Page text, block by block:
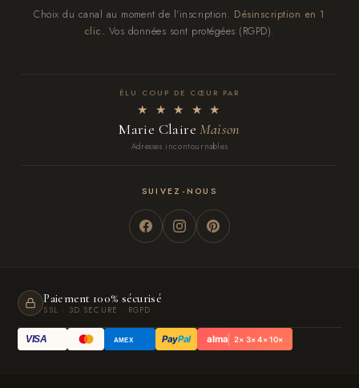
Choix du canal au moment de l'inscription. Désinscription en 1
clic. Vos données sont protégées (RGPD).
ÉLU COUP DE CŒUR PAR
★ ★ ★ ★ ★
Marie ClaireMaison
Adresses incontournables
SUIVEZ-NOUS
Paiement 100% sécurisé
SSL · 3D SECURE · RGPD
VISA AMEX PayPal alma 2× 3× 4× 10×